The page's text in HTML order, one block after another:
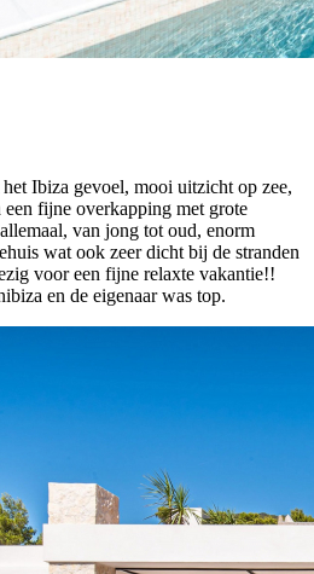
Ibiza gevoel, mooi uitzicht op zee,
fijne overkapping met grote
van jong tot oud, enorm
wat ook zeer dicht bij de stranden
voor een fijne relaxte vakantie!!
en de eigenaar was top.